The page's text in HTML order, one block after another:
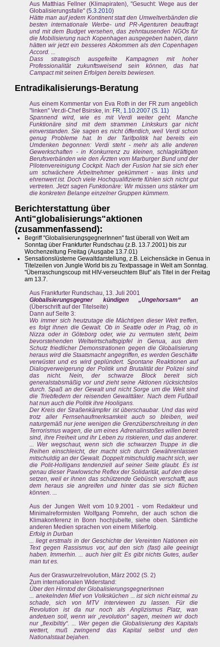
Aus Matthias Fellner (Klimapiraten), "Gesucht: Wege aus der
Globalisierungsfalle" (5.3.2010)
Hätte man auf jedem Kontinent statt den Umweltverbänden die
besten internationale Werbe- und PR-Agenturen beauftragt
und mit dem Budget versehen, das zehntausenden NGOs für
die Mobilisierung nach Kopenhagen ausgegeben haben, dann
hätten wir jetzt ein besseres Abkommen als den Copenhagen
Accord. ...
Dass strategisch ausgefeilte Kampagnen mit hoher
Professionalität zukunftsweisend sein können, das hat
Campact mit seinen Erfolgen bereits bewiesen.
Entradikalisierungs-Beratung
Aus einem Kommentar von Eva Roth in der FR zum angeblich
"linken" Ver.di-Chef Bsirske, in: FR, 1.10.2007 (S. 11)
Spannend wird, wie es mit Verdi weiter geht. Manche
Funktionäre sind mit dem strammen Linkskurs gar nicht
einverstanden. Sie sagen es nicht öffentlich, weil Verdi schon
genug Probleme hat. In der Tarifpolitik hat bereits ein
Umdenken begonnen: Verdi steht - mehr als alle anderen
Gewerkschaften - in Konkurrenz zu kleinen, schlagkräftigen
Berufsverbänden wie den Ärzten vom Marburger Bund und der
Pilotenvereinigung Cockpit. Nach der Fusion hat sie sich eher
um schwächere Arbeitnehmer gekümmert - was links und
ehrenwert ist. Doch viele Hochqualifizierte fühlen sich nicht gut
vertreten. Jetzt sagen Funktionäre: Wir müssen uns stärker um
die konkreten Belange einzelner Gruppen kümmern.
Berichterstattung über
Anti"globalisierungs"aktionen
(zusammenfassend):
Begriff "GlobalisierungsgegnerInnen" fast überall von Welt am
Sonntag über Frankfurter Rundschau (z.B. 13.7.2001) bis zur
Wochenzeitung Freitag (Ausgabe 13.7.01)
Sensationslüsterne Gewaltdarstellung, z.B. Leichensäcke in Genua in
Titelzeilen von Jungle World bis zu Textpassage in Welt am Sonntag.
"Überraschungscoup mit HIV-verseuchtem Blut" als Titel in der Freitag
am 13.7.
Aus Frankfurter Rundschau, 13. Juli 2001
Globalisierungsgegner kündigen „Ungehorsam“ an
(Überschrift auf der Titelseite)
Dann auf Seite 3:
Wo immer sich heutzutage die Mächtigen dieser Welt treffen,
es folgt ihnen die Gewalt. Ob in Seattle oder in Prag, ob in
Nizza oder in Göteborg oder, wie zu vermuten steht, beim
bevorstehenden Weltwirtschaftsgipfel in Genua, aus dem
Schutz friedlicher Demonstrationen gegen die Globalisierung
heraus wird die Staatsmacht angegriffen, es werden Geschäfte
verwüstet und es wird geplündert. Spontane Reaktionen auf
Dialogverweigerung der Politik und Brutalität der Polizei sind
das nicht. Nein, der schwarze Block bereit sich
generalstabsmäßig vor und zieht seine Aktionen rücksichtslos
durch. Spaß an der Gewalt und nicht Sorge um die Welt sind
die Triebfedern der reisenden Gewalttäter. Nach dem Fußball
hat nun auch die Politik ihre Hooligans.
Der Kreis der Straßenkämpfer ist überschaubar. Und das wird
trotz aller Fernsehaufmerksamkeit auch so bleiben, weil
naturgemäß nur jene wenigen die Grenzüberschreitung in den
Terrorismus wagen, die um eines Adrenalinstoßes willen bereit
sind, ihre Freiheit und ihr Leben zu riskieren, und das anderer.
... Wer wegschaut, wenn sich die schwarzen Truppe in die
Reihen einschleicht, der macht sich durch Gewährenlassen
mitschuldig an der Gewalt. Doppelt mitschuldig macht sich, wer
die Polit-Holligans tendenziell auf seiner Seite glaubt. Es ist
genau dieser Pawlowsche Reflex der Solidarität, auf den diese
setzen, weil er ihnen das schützende Gebüsch verschafft, aus
dem heraus sie angreifen und hinter das sie sich flüchen
können. ...
Aus der Jungen Welt vom 10.9.2001 - vom Redakteur und
Minimalreformisten Wolfgang Pomrehn, der auch schon die
Klimakonferenz in Bonn hochjubelte, siehe oben. Sämtliche
anderen Medien sprachen von einem Mißerfolg.
Erfolg in Durban
... liegt erstmals in der Geschichte der Vereinten Nationen ein
Text gegen Rassismus vor, auf den sich (fast) alle geeinigt
haben. Immerhin. ... auch hier gilt: Es gibt nichts Gutes, außer
man tut es.
Aus der Graswurzelrevolution, März 2002 (S. 2)
Zum internationalen Widerstand:
Über den Hirntod der GlobalisierungsgegnerInnen
... anekelnden Mief von Volksküchen ... ist sich nicht einmal zu
schade, sich von MTV interviewen zu lassen. Für die
Revolution ist da nur noch als Anglizismus Platz, wan
andetuen soll, wenn wir „revolution“ sagen, meinen wir doch
nur „flexibiltiy“. ... Wer gegen die Globalisierung des Kapitals
wettert, muß zwingend das Kapital selbst und den
Nationalstaat bejahen.